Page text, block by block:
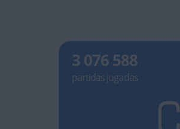
3 076 588
partidas jugadas